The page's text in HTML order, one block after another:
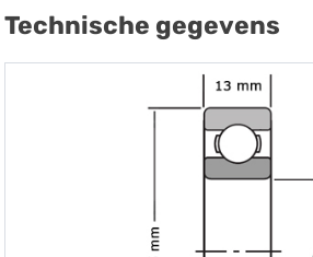
Technische gegevens